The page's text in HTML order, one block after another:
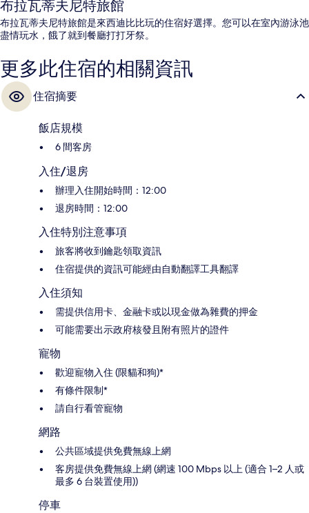
布拉瓦蒂夫尼特旅館
布拉瓦蒂夫尼特旅館是來西迪比比玩的住宿好選擇。您可以在室內游泳池
盡情玩水，餓了就到餐廳打打牙祭。
更多此住宿的相關資訊
住宿摘要
飯店規模
6 間客房
入住/退房
辦理入住開始時間：12:00
退房時間：12:00
入住特別注意事項
旅客將收到鑰匙領取資訊
住宿提供的資訊可能經由自動翻譯工具翻譯
入住須知
需提供信用卡、金融卡或以現金做為雜費的押金
可能需要出示政府核發且附有照片的證件
寵物
歡迎寵物入住 (限貓和狗)*
有條件限制*
請自行看管寵物
網路
公共區域提供免費無線上網
客房提供免費無線上網 (網速 100 Mbps 以上 (適合 1–2 人或
最多 6 台裝置使用))
停車